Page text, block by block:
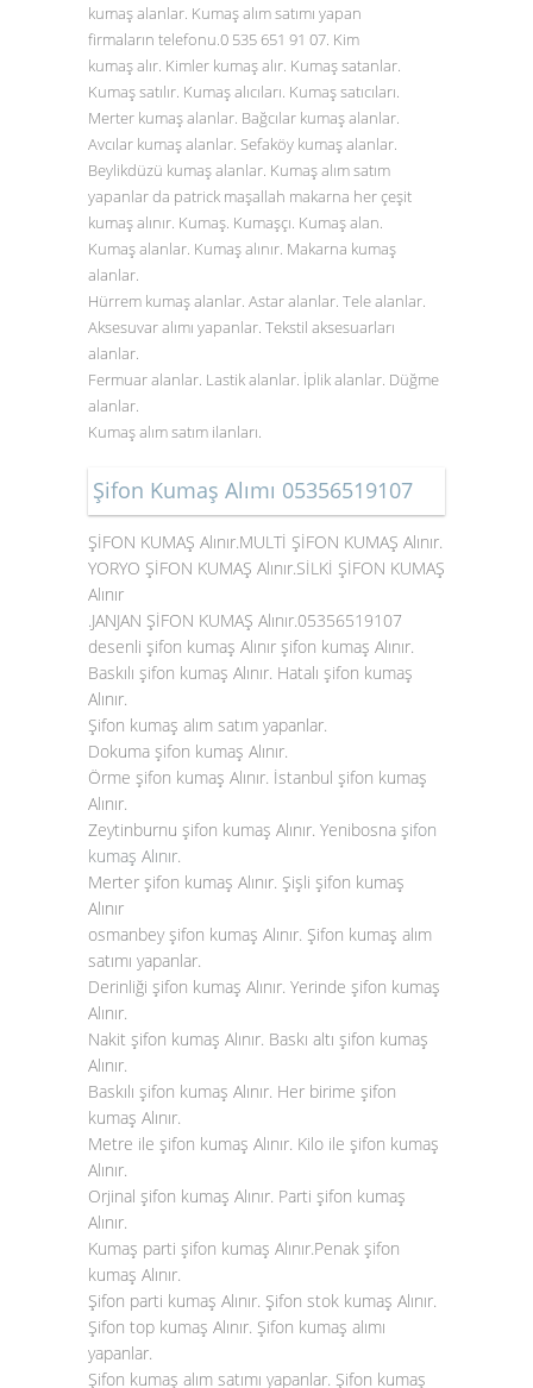
kumaş alanlar. Kumaş alım satımı yapan
firmaların telefonu.0 535 651 91 07. Kim
kumaş alır. Kimler kumaş alır. Kumaş satanlar.
Kumaş satılır. Kumaş alıcıları. Kumaş satıcıları.
Merter kumaş alanlar. Bağcılar kumaş alanlar.
Avcılar kumaş alanlar. Sefaköy kumaş alanlar.
Beylikdüzü kumaş alanlar. Kumaş alım satım
yapanlar da patrick maşallah makarna her çeşit
kumaş alınır. Kumaş. Kumaşçı. Kumaş alan.
Kumaş alanlar. Kumaş alınır. Makarna kumaş
alanlar.
Hürrem kumaş alanlar. Astar alanlar. Tele alanlar.
Aksesuvar alımı yapanlar. Tekstil aksesuarları
alanlar.
Fermuar alanlar. Lastik alanlar. İplik alanlar. Düğme
alanlar.
Kumaş alım satım ilanları.
Şifon Kumaş Alımı 05356519107
ŞİFON KUMAŞ Alınır.MULTİ ŞİFON KUMAŞ Alınır.
YORYO ŞİFON KUMAŞ Alınır.SİLKİ ŞİFON KUMAŞ
Alınır
.JANJAN ŞİFON KUMAŞ Alınır.05356519107
desenli şifon kumaş Alınır şifon kumaş Alınır.
Baskılı şifon kumaş Alınır. Hatalı şifon kumaş
Alınır.
Şifon kumaş alım satım yapanlar.
Dokuma şifon kumaş Alınır.
Örme şifon kumaş Alınır. İstanbul şifon kumaş
Alınır.
Zeytinburnu şifon kumaş Alınır. Yenibosna şifon
kumaş Alınır.
Merter şifon kumaş Alınır. Şişli şifon kumaş
Alınır
osmanbey şifon kumaş Alınır. Şifon kumaş alım
satımı yapanlar.
Derinliği şifon kumaş Alınır. Yerinde şifon kumaş
Alınır.
Nakit şifon kumaş Alınır. Baskı altı şifon kumaş
Alınır.
Baskılı şifon kumaş Alınır. Her birime şifon
kumaş Alınır.
Metre ile şifon kumaş Alınır. Kilo ile şifon kumaş
Alınır.
Orjinal şifon kumaş Alınır. Parti şifon kumaş
Alınır.
Kumaş parti şifon kumaş Alınır.Penak şifon
kumaş Alınır.
Şifon parti kumaş Alınır. Şifon stok kumaş Alınır.
Şifon top kumaş Alınır. Şifon kumaş alımı
yapanlar.
Şifon kumaş alım satımı yapanlar. Şifon kumaş